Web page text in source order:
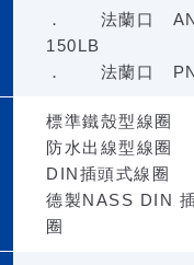
． 法蘭口
150LB
． 法蘭口
標準鐵殼型線圈
防水出線型線圈
DIN插頭式線圈
德製NASS DIN
圈